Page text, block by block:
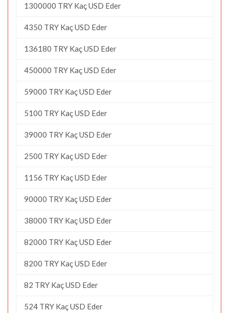
1300000 TRY Kaç USD Eder
4350 TRY Kaç USD Eder
136180 TRY Kaç USD Eder
450000 TRY Kaç USD Eder
59000 TRY Kaç USD Eder
5100 TRY Kaç USD Eder
39000 TRY Kaç USD Eder
2500 TRY Kaç USD Eder
1156 TRY Kaç USD Eder
90000 TRY Kaç USD Eder
38000 TRY Kaç USD Eder
82000 TRY Kaç USD Eder
8200 TRY Kaç USD Eder
82 TRY Kaç USD Eder
524 TRY Kaç USD Eder